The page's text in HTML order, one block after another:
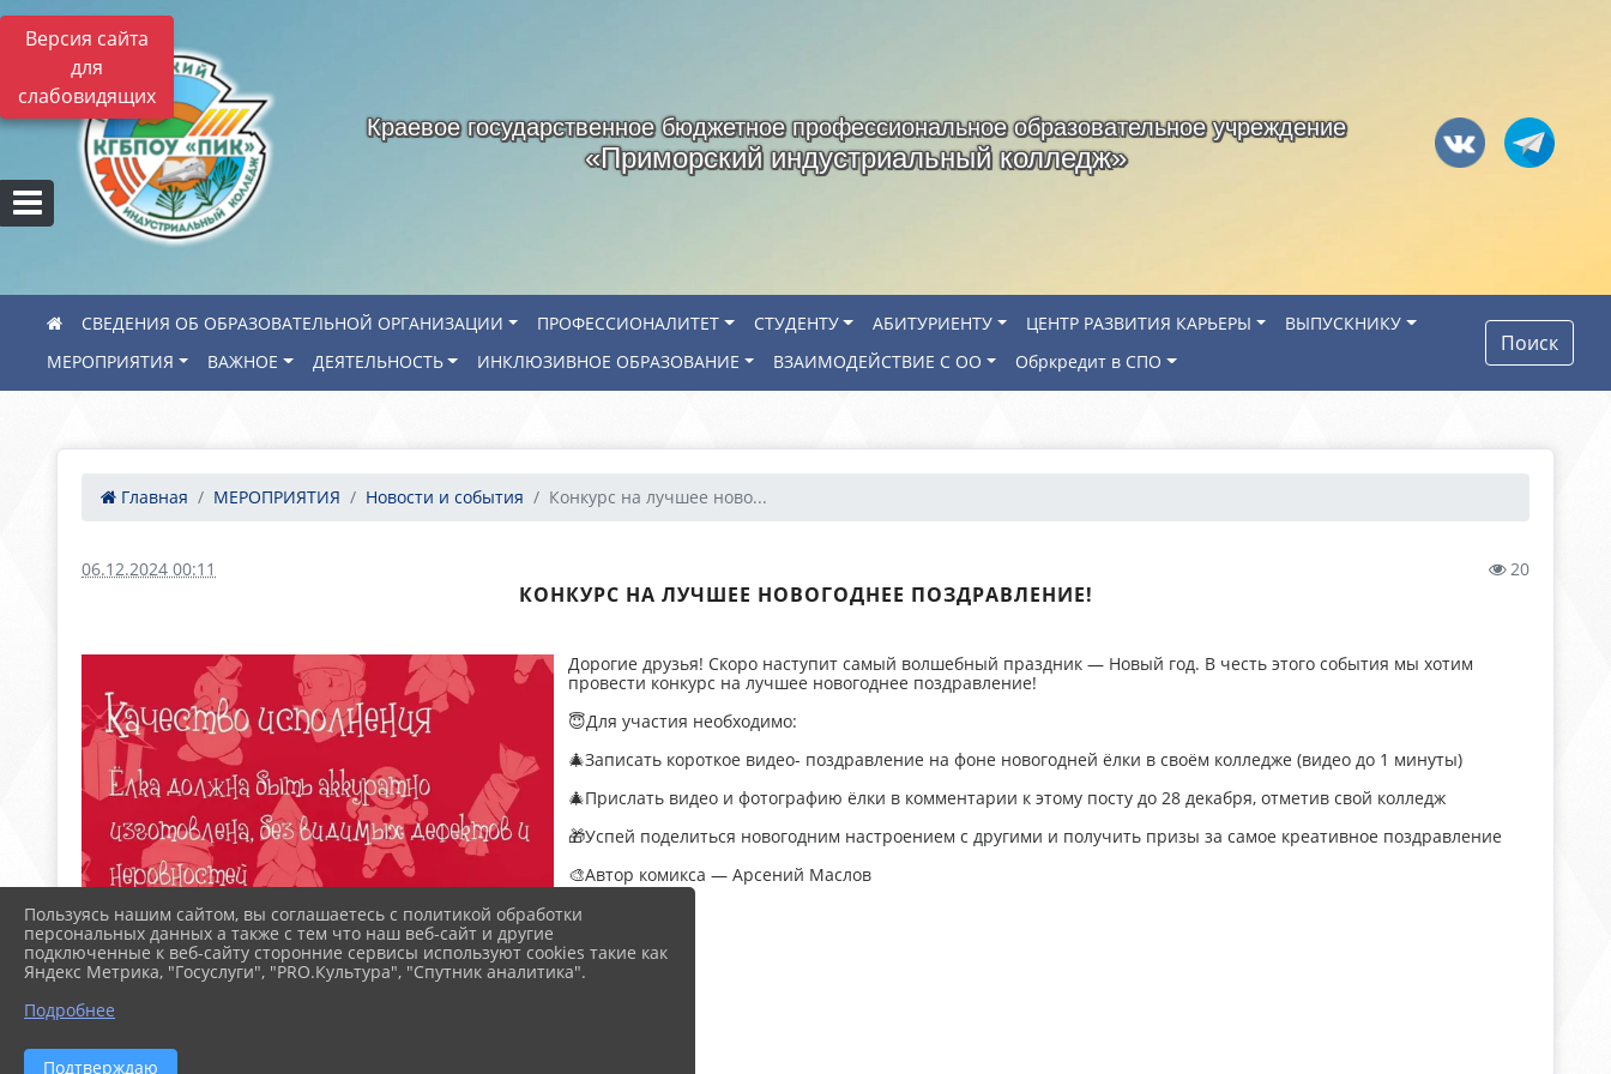
Версия сайта
для
слабовидящих
Краевое государственное бюджетное профессиональное образовательное учреждение
«Приморский индустриальный колледж»
СВЕДЕНИЯ ОБ ОБРАЗОВАТЕЛЬНОЙ ОРГАНИЗАЦИИ ПРОФЕССИОНАЛИТЕТ СТУДЕНТУ АБИТУРИЕНТУ ЦЕНТР РАЗВИТИЯ КАРЬЕРЫ
ВЫПУСКНИКУ
МЕРОПРИЯТИЯ
ВАЖНОЕ ДЕЯТЕЛЬНОСТЬ ИНКЛЮЗИВНОЕ ОБРАЗОВАНИЕ ВЗАИМОДЕЙСТВИЕ С ОО Обркредит в СПО
Поиск
Главная МЕРОПРИЯТИЯ Новости и события Конкурс на лучшее ново...
06.12.2024 00:11 20
КОНКУРС НА ЛУЧШЕЕ НОВОГОДНЕЕ ПОЗДРАВЛЕНИЕ!
Дорогие друзья! Скоро наступит самый волшебный праздник — Новый год. В честь этого события мы хотим
провести конкурс на лучшее новогоднее поздравление!
😇Для участия необходимо:
🎄Записать короткое видео- поздравление на фоне новогодней ёлки в своём колледже (видео до 1 минуты)
🎄Прислать видео и фотографию ёлки в комментарии к этому посту до 28 декабря, отметив свой колледж
🎁Успей поделиться новогодним настроением с другими и получить призы за самое креативное поздравление
🎨Автор комикса — Арсений Маслов
Пользуясь нашим сайтом, вы соглашаетесь с политикой обработки
персональных данных а также с тем что наш веб-сайт и другие
подключенные к веб-сайту сторонние сервисы используют cookies такие как
Яндекс Метрика, "Госуслуги", "PRO.Культура", "Спутник аналитика".
Подробнее
Подтверждаю